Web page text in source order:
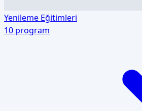
Yenileme Eğitimleri
10 program